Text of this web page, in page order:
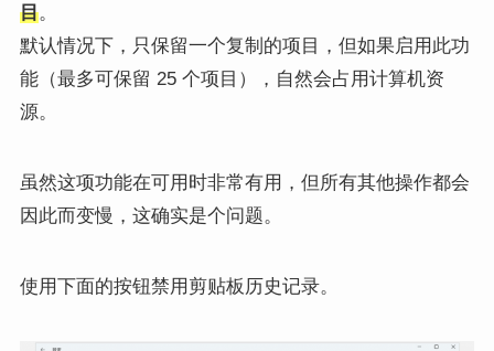
目。
默认情况下，只保留一个复制的项目，但如果启用此功
能（最多可保留 25 个项目），自然会占用计算机资
源。
虽然这项功能在可用时非常有用，但所有其他操作都会
因此而变慢，这确实是个问题。
使用下面的按钮禁用剪贴板历史记录。